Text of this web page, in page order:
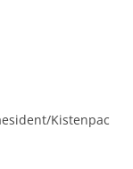
Kistenpac